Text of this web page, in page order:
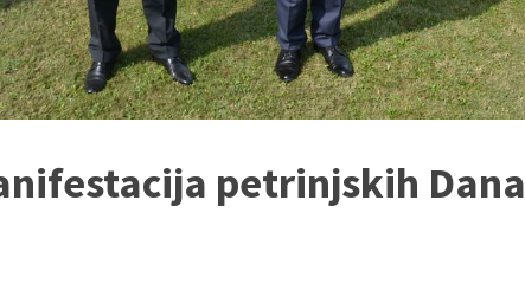
petrinjskih Dana